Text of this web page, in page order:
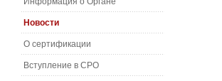
Новости
О сертификации
Вступление в СРО